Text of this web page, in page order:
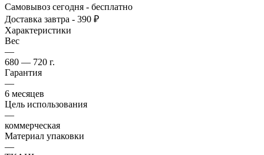
Самовывоз сегодня - бесплатно
Доставка завтра - 390 ₽
Характеристики
Вес
—
680 — 720 г.
Гарантия
—
6 месяцев
Цель использования
—
коммерческая
Материал упаковки
—